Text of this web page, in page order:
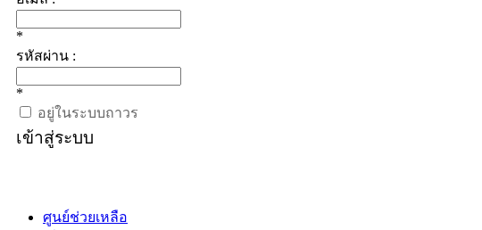
*
รหัสผ่าน :
*
อยู่ในระบบถาวร
เข้าสู่ระบบ
ศูนย์ช่วยเหลือ